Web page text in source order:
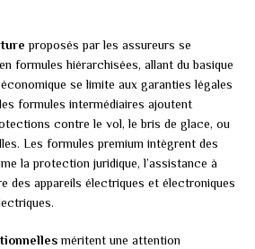
proposés par les assureurs se
formules hiérarchisées, allant du basique
se limite aux garanties légales
formules intermédiaires ajoutent
contre le vol, le bris de glace, ou
Les formules premium intègrent des
la protection juridique, l’assistance à
des appareils électriques et électroniques
méritent une attention